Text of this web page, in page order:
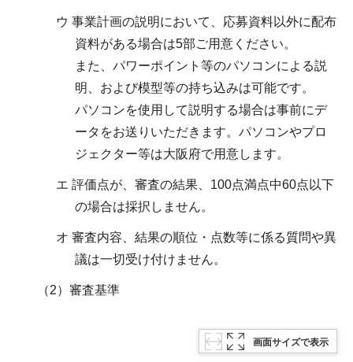
ウ 事業計画の説明において、応募資料以外に配布
資料がある場合は5部ご用意ください。
また、パワーポイント等のパソコンによる説
明、および模型等の持ち込みは可能です。
パソコンを使用して説明する場合は事前にデ
ータをお送りいただきます。パソコンやプロ
ジェクター等は大阪府で用意します。
エ 評価点が、審査の結果、100点満点中60点以下
の場合は採択しません。
オ 審査内容、結果の順位・点数等に係る質問や異
議は一切受け付けません。
（2）審査基準
画面サイズで表示